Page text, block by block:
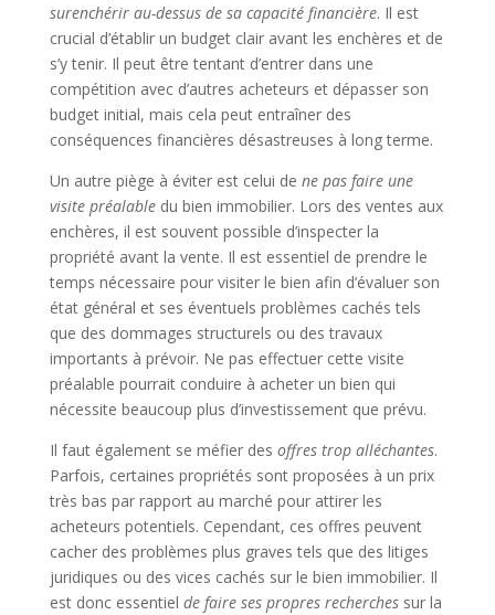
surenchérir au-dessus de sa capacité financière. Il est
crucial d’établir un budget clair avant les enchères et de
s’y tenir. Il peut être tentant d’entrer dans une
compétition avec d’autres acheteurs et dépasser son
budget initial, mais cela peut entraîner des
conséquences financières désastreuses à long terme.
Un autre piège à éviter est celui de ne pas faire une
visite préalabledu bien immobilier. Lors des ventes aux
enchères, il est souvent possible d’inspecter la
propriété avant la vente. Il est essentiel de prendre le
temps nécessaire pour visiter le bien afin d’évaluer son
état général et ses éventuels problèmes cachés tels
que des dommages structurels ou des travaux
importants à prévoir. Ne pas effectuer cette visite
préalable pourrait conduire à acheter un bien qui
nécessite beaucoup plus d’investissement que prévu.
Il faut également se méfier des offres trop alléchantes.
Parfois, certaines propriétés sont proposées à un prix
très bas par rapport au marché pour attirer les
acheteurs potentiels. Cependant, ces offres peuvent
cacher des problèmes plus graves tels que des litiges
juridiques ou des vices cachés sur le bien immobilier. Il
est donc essentiel de faire ses propres recherchessur la